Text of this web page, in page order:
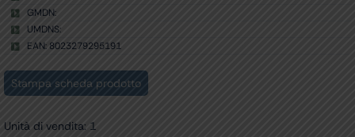
GMDN:
UMDNS:
EAN: 8023279295191
Stampa scheda prodotto
Unità di vendita: 1